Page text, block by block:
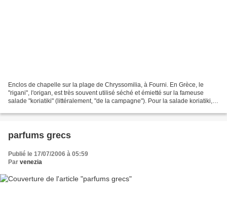
Enclos de chapelle sur la plage de Chryssomilia, à Fourni. En Grèce, le
"rigani", l'origan, est très souvent utilisé séché et émietté sur la fameuse
salade "koriatiki" (littéralement, "de la campagne"). Pour la salade koriatiki,
parfums grecs
Publié le 17/07/2006 à 05:59
Par venezia